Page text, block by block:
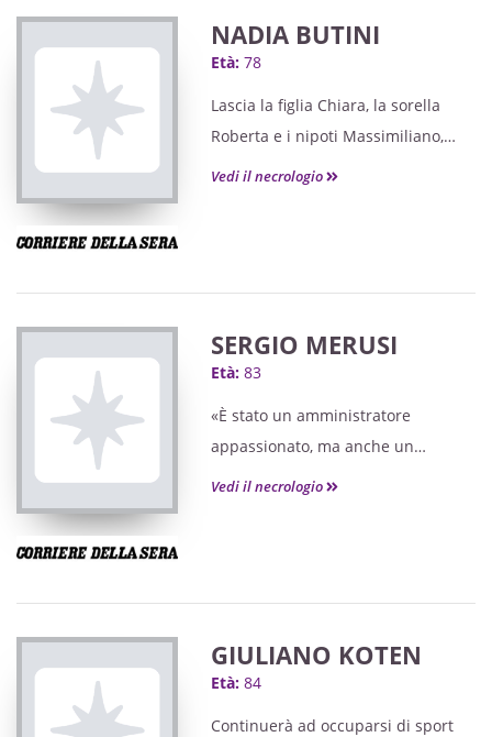
NADIA BUTINI
Età: 78
Lascia la figlia Chiara, la sorella
Roberta e i nipoti Massimiliano,
Irene, Daniele e Federico.
Vedi il necrologio
SERGIO MERUSI
Età: 83
«È stato un amministratore
appassionato, ma anche un
educatore che ha dedicato gran
Canelli —. La sua scomparsa ci
una figura di grande spessore
umano e culturale».
Vedi il necrologio
GIULIANO KOTEN
Età: 84
Continuerà ad occuparsi di sport